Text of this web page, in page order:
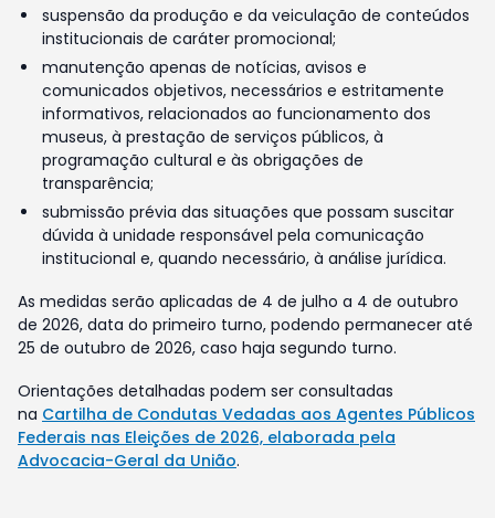
suspensão da produção e da veiculação de conteúdos
institucionais de caráter promocional;
manutenção apenas de notícias, avisos e
comunicados objetivos, necessários e estritamente
informativos, relacionados ao funcionamento dos
museus, à prestação de serviços públicos, à
programação cultural e às obrigações de
transparência;
submissão prévia das situações que possam suscitar
dúvida à unidade responsável pela comunicação
institucional e, quando necessário, à análise jurídica.
As medidas serão aplicadas de 4 de julho a 4 de outubro
de 2026, data do primeiro turno, podendo permanecer até
25 de outubro de 2026, caso haja segundo turno.
Orientações detalhadas podem ser consultadas
na Cartilha de Condutas Vedadas aos Agentes Públicos
Federais nas Eleições de 2026, elaborada pela
Advocacia-Geral da União.